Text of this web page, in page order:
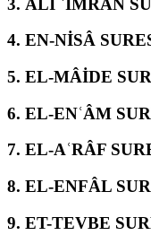
4. EN-NİSÂ
5. EL-MÂİDE
6. EL-ENʿÂM
7. EL-AʿRÂF
8. EL-ENFÂL
9. ET-TEVBE